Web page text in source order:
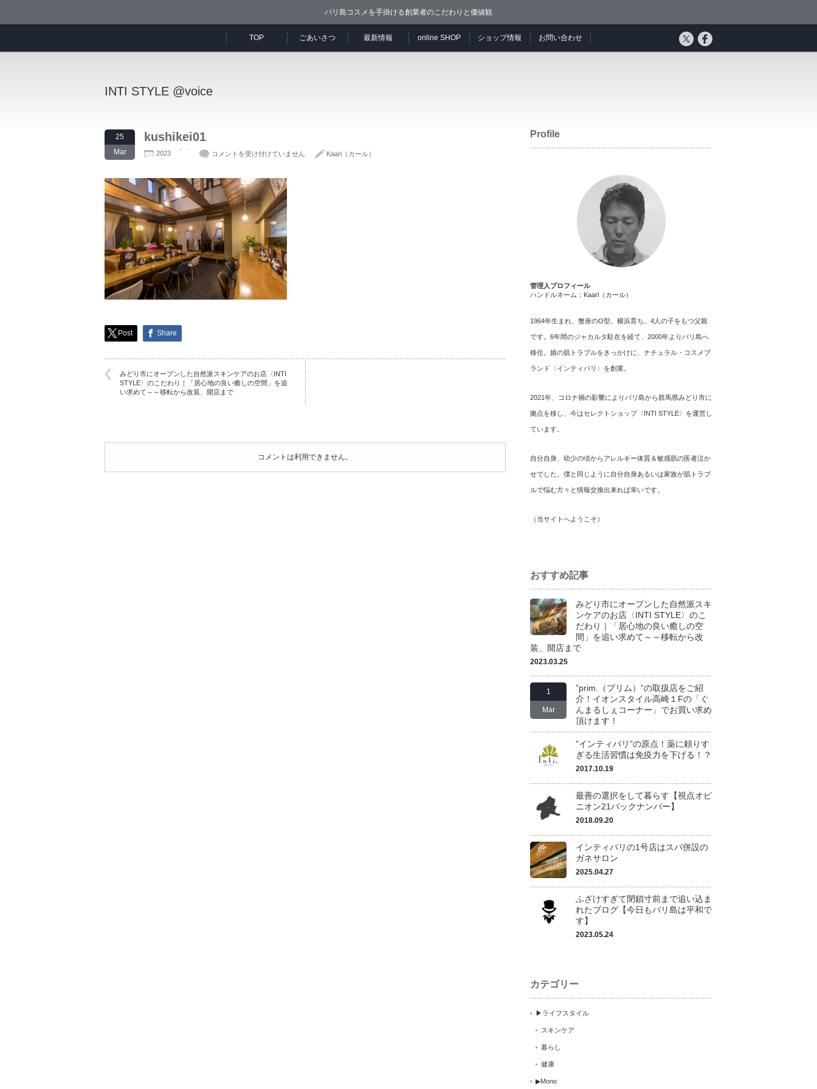
バリ島コスメを手掛ける創業者のこだわりと価値観
TOP ごあいさつ 最新情報 online SHOP ショップ情報 お問い合わせ
INTI STYLE @voice
25
Mar
kushikei01
2023 コメントを受け付けていません Kaarl（カール）
Post Share
みどり市にオープンした自然派スキンケアのお店〈INTI
STYLE〉のこだわり｜「居心地の良い癒しの空間」を追
い求めて～～移転から改装、開店まで
コメントは利用できません。
Profile
管理人プロフィール
ハンドルネーム：Kaarl（カール）
1964年生まれ、蟹座のO型。横浜育ち。4人の子をもつ父親
です。6年間のジャカルタ駐在を経て、2000年よりバリ島へ
移住。娘の肌トラブルをきっかけに、ナチュラル・コスメブ
ランド〈インティバリ〉を創業。
2021年、コロナ禍の影響によりバリ島から群馬県みどり市に
拠点を移し、今はセレクトショップ〈INTI STYLE〉を運営し
ています。
自分自身、幼少の頃からアレルギー体質＆敏感肌の医者泣か
せでした。僕と同じように自分自身あるいは家族が肌トラブ
ルで悩む方々と情報交換出来れば幸いです。
（ 当サイトへようこそ ）
おすすめ記事
みどり市にオープンした自然派スキ
ンケアのお店〈INTI STYLE〉のこ
だわり｜「居心地の良い癒しの空
間」を追い求めて～～移転から改
装、開店まで
2023.03.25
1
Mar
”prim.（プリム）”の取扱店をご紹
介！イオンスタイル高崎１Fの「ぐ
んまるしぇコーナー」でお買い求め
頂けます！
”インティバリ”の原点！薬に頼りす
ぎる生活習慣は免疫力を下げる！？
2017.10.19
最善の選択をして暮らす【視点オピ
ニオン21バックナンバー】
2018.09.20
インティバリの1号店はスパ併設の
ガネサロン
2025.04.27
ふざけすぎて閉鎖寸前まで追い込ま
れたブログ【今日もバリ島は平和で
す】
2023.05.24
カテゴリー
▶ライフスタイル
スキンケア
暮らし
健康
▶Mono